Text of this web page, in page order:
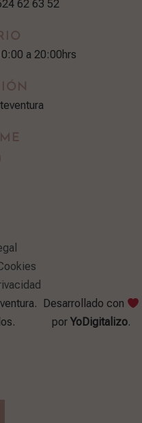
62 63 52
a 20:00hrs
Desarrollado con
por YoDigitalizo.